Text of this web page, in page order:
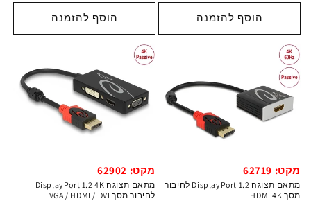
הוסף להזמנה הוסף להזמנה
מקט: 62719
מתאם תצוגה DisplayPort 1.2 לחיבור
מסך HDMI 4K
מקט: 62902
מתאם תצוגה DisplayPort 1.2 4K
לחיבור מסך VGA / HDMI / DVI